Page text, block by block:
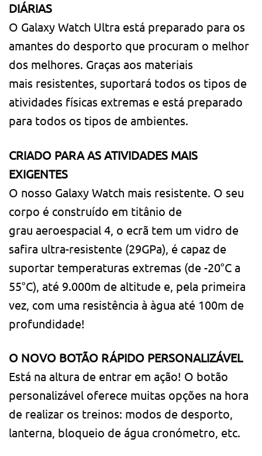
DIÁRIAS
O Galaxy Watch Ultra está preparado para os
amantes do desporto que procuram o melhor
dos melhores. Graças aos materiais
mais resistentes, suportará todos os tipos de
atividades físicas extremas e está preparado
para todos os tipos de ambientes.
CRIADO PARA AS ATIVIDADES MAIS
EXIGENTES
O nosso Galaxy Watch mais resistente. O seu
corpo é construído em titânio de
grau aeroespacial 4, o ecrã tem um vidro de
safira ultra-resistente (29GPa), é capaz de
suportar temperaturas extremas (de -20°C a
55°C), até 9.000m de altitude e, pela primeira
vez, com uma resistência à àgua até 100m de
profundidade!
O NOVO BOTÃO RÁPIDO PERSONALIZÁVEL
Está na altura de entrar em ação! O botão
personalizável oferece muitas opções na hora
de realizar os treinos: modos de desporto,
lanterna, bloqueio de água cronómetro, etc.